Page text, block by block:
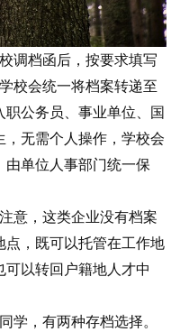
调档函后，按要求填写
校会统一将档案转递至
公务员、事业单位、国
无需个人操作，学校会
由单位人事部门统一保
意，这类企业没有档案
点，既可以托管在工作地
可以转回户籍地人才中
学，有两种存档选择。